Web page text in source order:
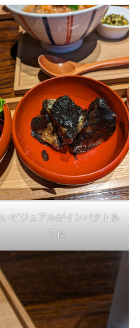
ビジュアルがインパクトあ
るね